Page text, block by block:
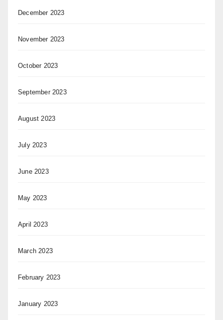
December 2023
November 2023
October 2023
September 2023
August 2023
July 2023
June 2023
May 2023
April 2023
March 2023
February 2023
January 2023